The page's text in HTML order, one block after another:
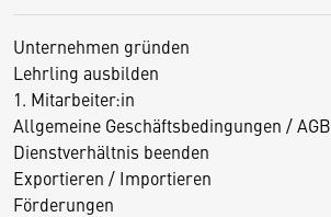
Unternehmen gründen
Lehrling ausbilden
1. Mitarbeiter:in
Allgemeine Geschäftsbedingungen / AGB
Dienstverhältnis beenden
Exportieren / Importieren
Förderungen